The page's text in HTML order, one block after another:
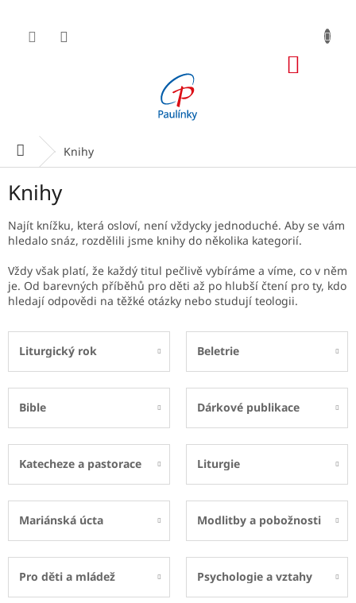
obsah
Domů Knihy
Knihy
Najít knížku, která osloví, není vždycky jednoduché. Aby se vám
hledalo snáz, rozdělili jsme knihy do několika kategorií.
Vždy však platí, že každý titul pečlivě vybíráme a víme, co v něm
je. Od barevných příběhů pro děti až po hlubší čtení pro ty, kdo
hledají odpovědi na těžké otázky nebo studují teologii.
Liturgický rok Beletrie
Bible Dárkové publikace
Katecheze a pastorace Liturgie
Mariánská úcta Modlitby a pobožnosti
Pro děti a mládež Psychologie a vztahy